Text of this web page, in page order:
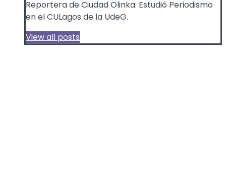
Reportera de Ciudad Olinka. Estudió Periodismo
en el CULagos de la UdeG.
View all posts